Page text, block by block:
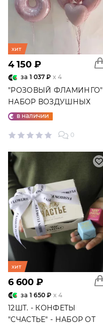
хит
4 150 ₽
за 1 037 ₽ x 4
"РОЗОВЫЙ ФЛАМИНГО"
НАБОР ВОЗДУШНЫХ
ШАРОВ №25
в наличии
0
хит
6 600 ₽
за 1 650 ₽ x 4
12ШТ. - КОНФЕТЫ
"СЧАСТЬЕ" - НАБОР ОТ